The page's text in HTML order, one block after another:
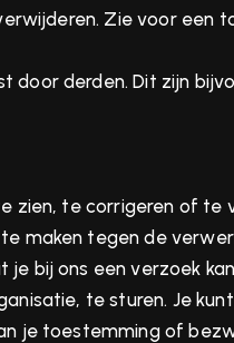
Zie voor een
door derden. Dit zijn
zien, te corrigeren of
maken tegen de
bij ons een verzoek
te sturen. Je
je toestemming of